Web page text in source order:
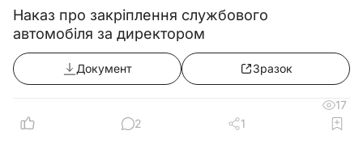
Наказ про закріплення службового
автомобіля за директором
Документ Зразок
17
2
1